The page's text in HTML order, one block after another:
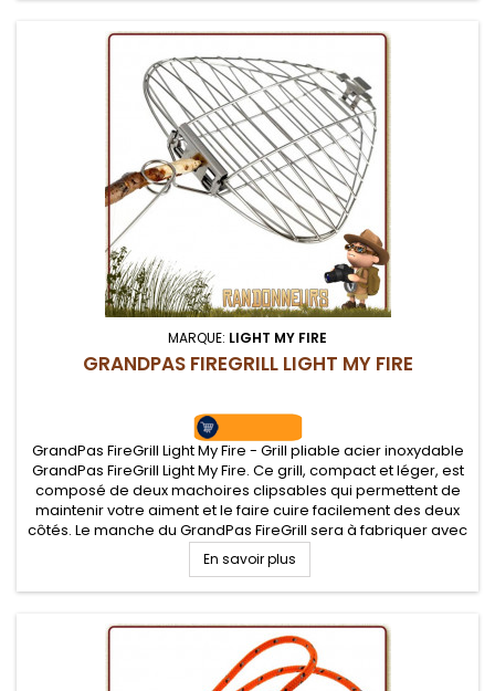
MARQUE: LIGHT MY FIRE
GRANDPAS FIREGRILL LIGHT MY FIRE
GrandPas FireGrill Light My Fire - Grill pliable acier inoxydable
GrandPas FireGrill Light My Fire. Ce grill, compact et léger, est
composé de deux machoires clipsables qui permettent de
maintenir votre aiment et le faire cuire facilement des deux
côtés. Le manche du GrandPas FireGrill sera à fabriquer avec
une branche d'arbre taillée par vos soins.
En savoir plus